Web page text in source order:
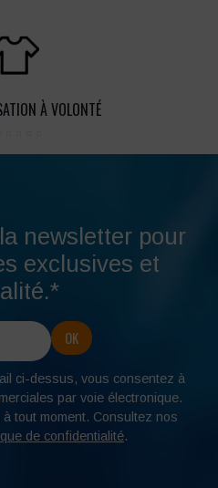
À VOLONTÉ
newsletter pour
exclusives et
ci-dessus, vous consentez à
par voie électronique.
à tout moment. Consultez nos
de confidentialité.